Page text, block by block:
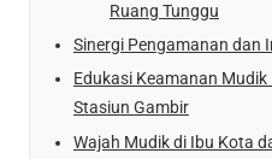
Ruang Tunggu
Sinergi Pengamanan dan
Edukasi Keamanan
Stasiun Gambir
Wajah Mudik di Ibu Kota